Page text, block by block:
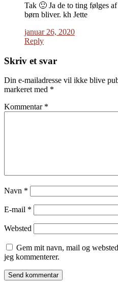
Tak 🙂 Ja de to ting følges
børn bliver. kh Jette
januar 26, 2020
Reply
Skriv et svar
Din e-mailadresse vil ikke blive
markeret med *
Kommentar *
Navn *
E-mail *
Websted
Gem mit navn, mail og
jeg kommenterer.